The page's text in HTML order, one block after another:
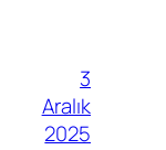
3
Aralık
2025